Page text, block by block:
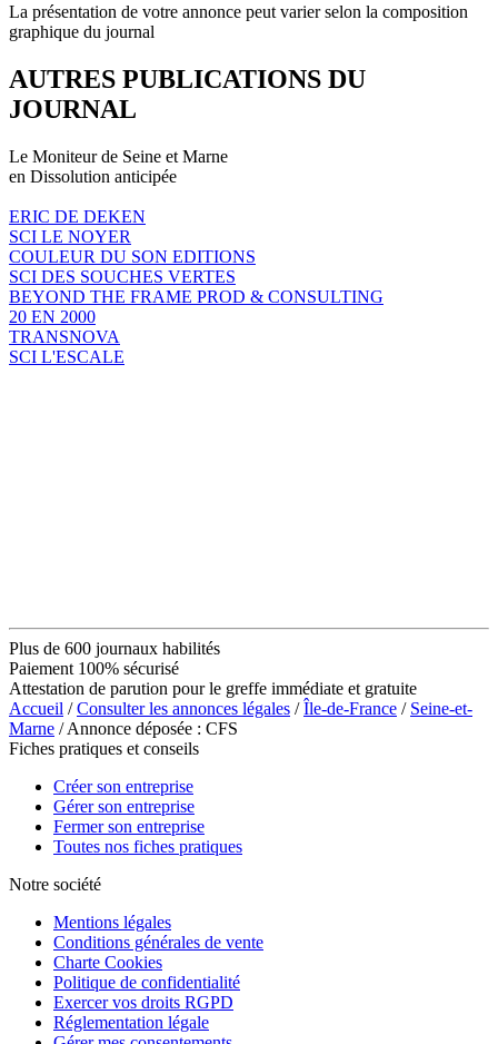
La présentation de votre annonce peut varier selon la composition
graphique du journal
AUTRES PUBLICATIONS DU
JOURNAL
Le Moniteur de Seine et Marne
en Dissolution anticipée
ERIC DE DEKEN
SCI LE NOYER
COULEUR DU SON EDITIONS
SCI DES SOUCHES VERTES
BEYOND THE FRAME PROD & CONSULTING
20 EN 2000
TRANSNOVA
SCI L'ESCALE
Plus de 600 journaux habilités
Paiement 100% sécurisé
Attestation de parution pour le greffe immédiate et gratuite
Accueil /Consulter les annonces légales /Île-de-France / Seine-et-
Marne / Annonce déposée : CFS
Fiches pratiques et conseils
Créer son entreprise
Gérer son entreprise
Fermer son entreprise
Toutes nos fiches pratiques
Notre société
Mentions légales
Conditions générales de vente
Charte Cookies
Politique de confidentialité
Exercer vos droits RGPD
Réglementation légale